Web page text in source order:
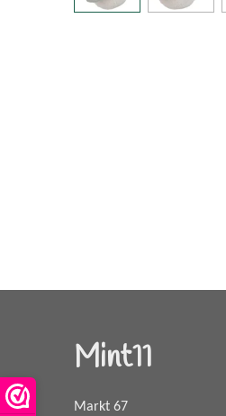
Mint11
Markt 67